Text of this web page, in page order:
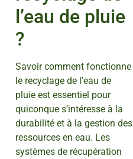
l’eau de pluie
?
Savoir comment fonctionne
le recyclage de l’eau de
pluie est essentiel pour
quiconque s’intéresse à la
durabilité et à la gestion des
ressources en eau. Les
systèmes de récupération